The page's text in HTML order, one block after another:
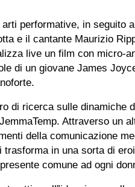
performative, in seguito
e il cantante Maurizio
live un film con micro-
di un giovane James
di ricerca sulle dinamiche
Attraverso un
della comunicazione
in una sorta di
comune ad ogni